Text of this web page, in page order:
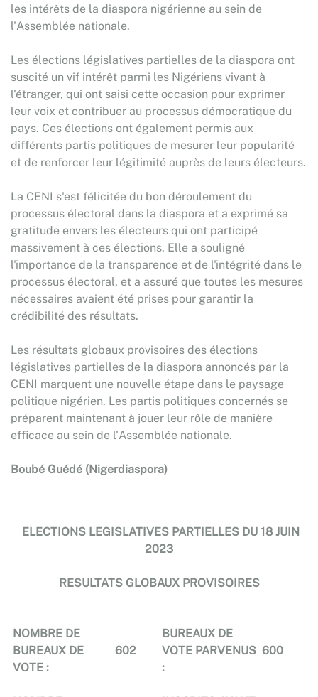
les intérêts de la diaspora nigérienne au sein de
l'Assemblée nationale.
Les élections législatives partielles de la diaspora ont
suscité un vif intérêt parmi les Nigériens vivant à
l'étranger, qui ont saisi cette occasion pour exprimer
leur voix et contribuer au processus démocratique du
pays. Ces élections ont également permis aux
différents partis politiques de mesurer leur popularité
et de renforcer leur légitimité auprès de leurs électeurs.
La CENI s'est félicitée du bon déroulement du
processus électoral dans la diaspora et a exprimé sa
gratitude envers les électeurs qui ont participé
massivement à ces élections. Elle a souligné
l'importance de la transparence et de l'intégrité dans le
processus électoral, et a assuré que toutes les mesures
nécessaires avaient été prises pour garantir la
crédibilité des résultats.
Les résultats globaux provisoires des élections
législatives partielles de la diaspora annoncés par la
CENI marquent une nouvelle étape dans le paysage
politique nigérien. Les partis politiques concernés se
préparent maintenant à jouer leur rôle de manière
efficace au sein de l'Assemblée nationale.
Boubé Guédé (Nigerdiaspora)
ELECTIONS LEGISLATIVES PARTIELLES DU 18 JUIN
2023
RESULTATS GLOBAUX PROVISOIRES
NOMBRE DE
BUREAUX DE
VOTE :
602
BUREAUX DE
VOTE PARVENUS
:
600